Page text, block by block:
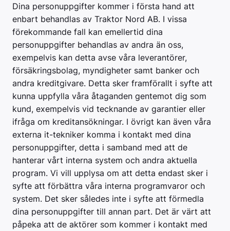
Dina personuppgifter kommer i första hand att
enbart behandlas av Traktor Nord AB. I vissa
förekommande fall kan emellertid dina
personuppgifter behandlas av andra än oss,
exempelvis kan detta avse våra leverantörer,
försäkringsbolag, myndigheter samt banker och
andra kreditgivare. Detta sker framförallt i syfte att
kunna uppfylla våra åtaganden gentemot dig som
kund, exempelvis vid tecknande av garantier eller
ifråga om kreditansökningar. I övrigt kan även våra
externa it-tekniker komma i kontakt med dina
personuppgifter, detta i samband med att de
hanterar vårt interna system och andra aktuella
program. Vi vill upplysa om att detta endast sker i
syfte att förbättra våra interna programvaror och
system. Det sker således inte i syfte att förmedla
dina personuppgifter till annan part. Det är värt att
påpeka att de aktörer som kommer i kontakt med